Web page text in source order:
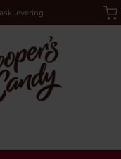
levering